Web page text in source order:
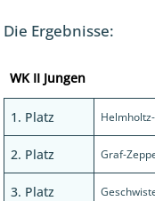
Die Ergebnisse:
WK II Jungen
1. Platz
2. Platz Graf-
3. Platz